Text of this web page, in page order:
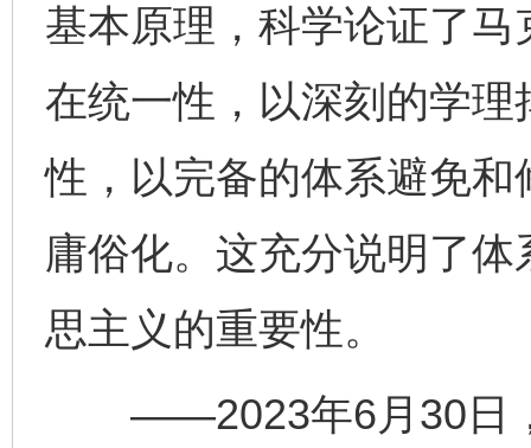
基本原理，科学论证了
在统一性，以深刻的学
性，以完备的体系避免
庸俗化。这充分说明了
思主义的重要性。
——2023年6月30日，